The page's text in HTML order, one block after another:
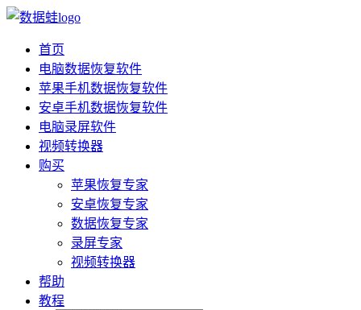
首页
电脑数据恢复软件
苹果手机数据恢复软件
安卓手机数据恢复软件
电脑录屏软件
视频转换器
购买
苹果恢复专家
安卓恢复专家
数据恢复专家
录屏专家
视频转换器
帮助
教程